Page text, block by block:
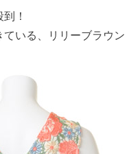
！
ている、リリーブラウ